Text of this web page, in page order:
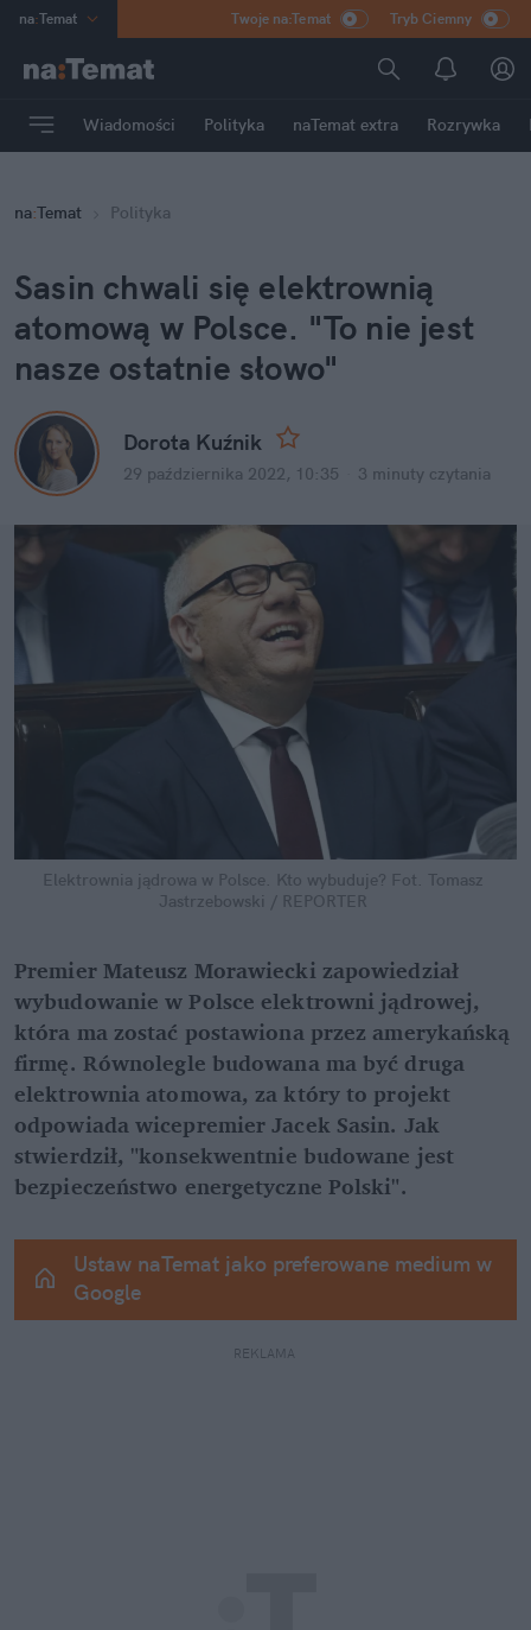
na:Temat
Poland
mama
Rozrywka
Twoje na:Temat Tryb Ciemny
Wiadomości Polityka naTemat extra Rozrywka
na:Temat Polityka
Sasin chwali się elektrownią
atomową w Polsce. "To nie jest
nasze ostatnie słowo"
Dorota Kuźnik
29 października 2022, 10:35 3 minuty czytania
Elektrownia jądrowa w Polsce. Kto wybuduje? Fot. Tomasz
Jastrzebowski / REPORTER
Premier Mateusz Morawiecki zapowiedział
wybudowanie w Polsce elektrowni jądrowej,
która ma zostać postawiona przez amerykańską
firmę. Równolegle budowana ma być druga
elektrownia atomowa, za który to projekt
odpowiada wicepremier Jacek Sasin. Jak
stwierdził, "konsekwentnie budowane jest
bezpieczeństwo energetyczne Polski".
Ustaw naTemat jako preferowane medium w
Google
REKLAMA